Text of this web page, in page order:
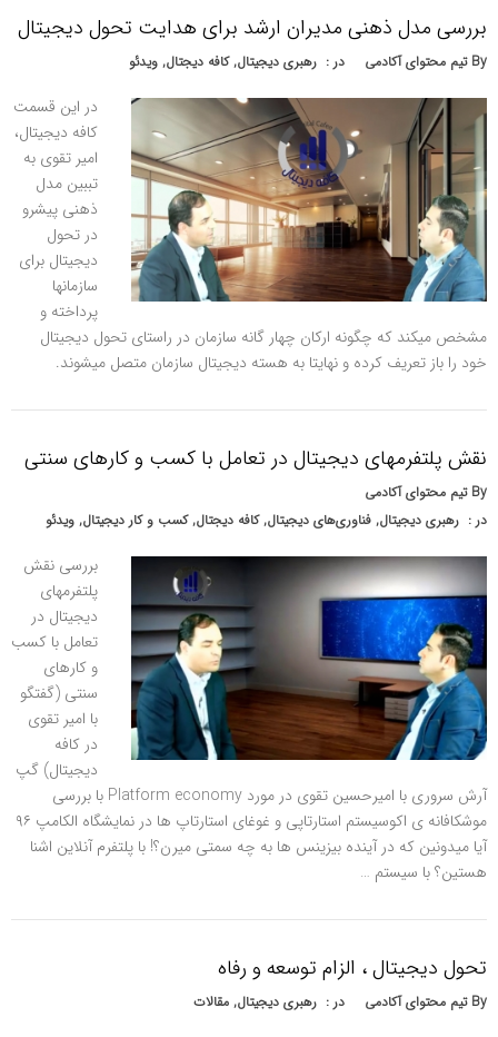
بررسی مدل ذهنی مدیران ارشد برای هدایت تحول دیجیتال
By تیم محتوای آکادمی در : رهبری دیجیتال,کافه دیجتال, ویدئو
در این قسمت
کافه دیجیتال،
امیر تقوی به
تببین مدل
ذهنی پیشرو
در تحول
دیجیتال برای
سازمانها
پرداخته و
مشخص میکند که چگونه ارکان چهار گانه سازمان در راستای تحول دیجیتال
خود را باز تعریف کرده و نهایتا به هسته دیجیتال سازمان متصل میشوند.
نقش پلتفرمهای دیجیتال در تعامل با كسب و كارهای سنتی
By تیم محتوای آکادمی
در : رهبری دیجیتال, فناوری‌های دیجیتال,کافه دیجتال,کسب و کار دیجیتال, ویدئو
بررسی نقش
پلتفرمهای
دیجیتال در
تعامل با كسب
و كارهای
سنتی (گفتگو
با امیر تقوی
در كافه
دیجیتال) گپ
آرش سروری با امیرحسین تقوی در مورد Platform economy با بررسی
موشکافانه ی اکوسیستم استارتاپی و غوغای استارتاپ ها در نمایشگاه الکامپ ۹۶
آیا میدونین که در آینده بیزینس ها به چه سمتی میرن؟! با پلتفرم آنلاین اشنا
هستین؟ با سیستم …
تحول دیجیتال ، الزام توسعه و رفاه
By تیم محتوای آکادمی در : رهبری دیجیتال, مقالات